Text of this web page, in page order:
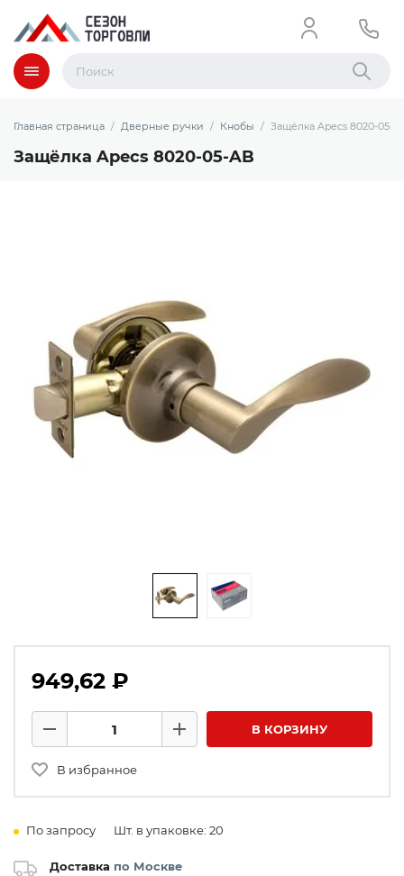
Меню Найти
Главная страница Дверные ручки Кнобы Защёлка Apecs 8020-05-
Защёлка Apecs 8020-05-AB
949,62 ₽
Минус
Плюс В КОРЗИНУ
В избранное
По запросу Шт. в упаковке: 20
Доставка по Москве